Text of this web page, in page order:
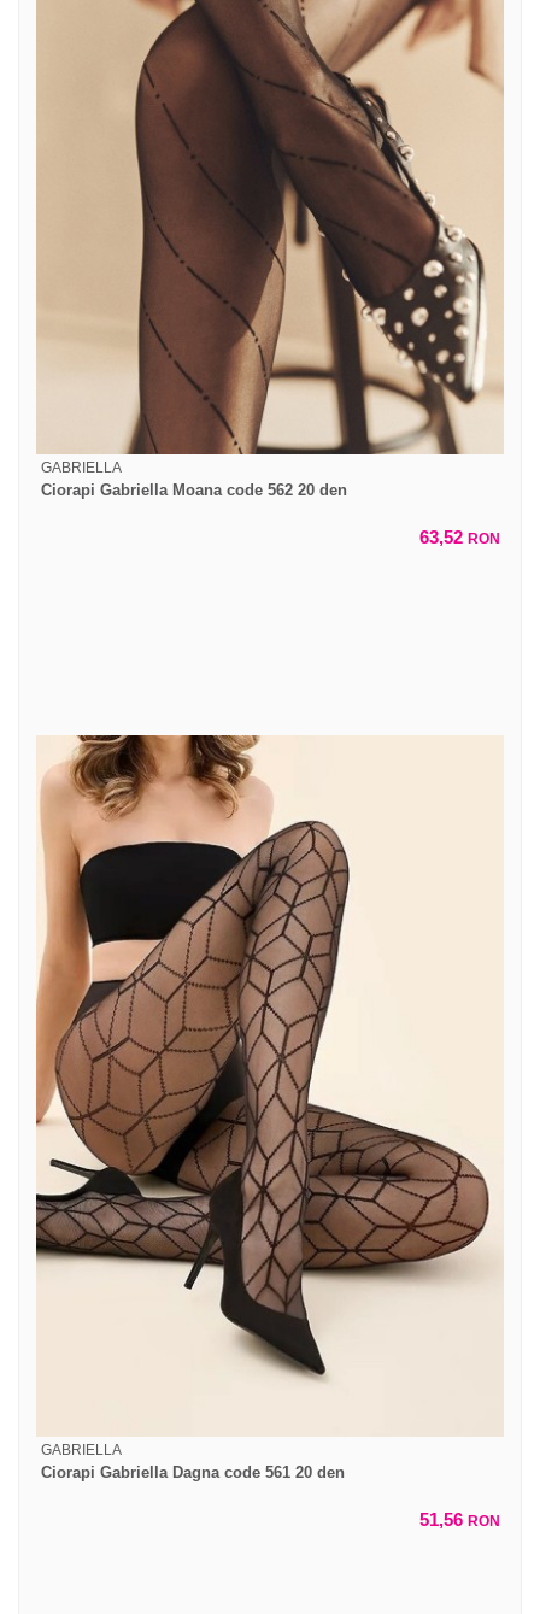
GABRIELLA
Ciorapi Gabriella Moana code 562 20 den
63,52 RON
GABRIELLA
Ciorapi Gabriella Dagna code 561 20 den
51,56 RON